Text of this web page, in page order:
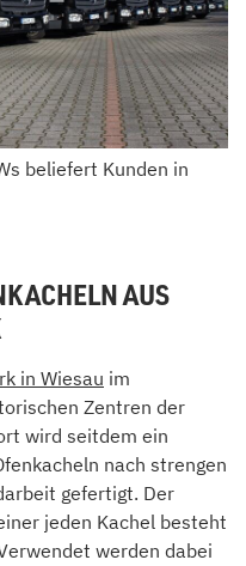
beliefert Kunden in
AUS
in Wiesau im
Zentren der
wird seitdem ein
nach strengen
gefertigt. Der
jeden Kachel besteht
werden dabei